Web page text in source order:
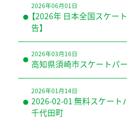
2026年06月01日
【2026年 日本全国スケー
告】
2026年03月16日
高知県須崎市スケートパ
2026年01月14日
2026-02-01 無料スケート
千代田町